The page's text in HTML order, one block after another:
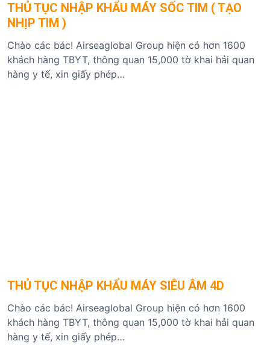
THỦ TỤC NHẬP KHẨU MÁY SỐC TIM ( TẠO
NHỊP TIM )
Chào các bác! Airseaglobal Group hiện có hơn 1600
khách hàng TBYT, thông quan 15,000 tờ khai hải quan
hàng y tế, xin giấy phép…
THỦ TỤC NHẬP KHẨU MÁY SIÊU ÂM 4D
Chào các bác! Airseaglobal Group hiện có hơn 1600
khách hàng TBYT, thông quan 15,000 tờ khai hải quan
hàng y tế, xin giấy phép…